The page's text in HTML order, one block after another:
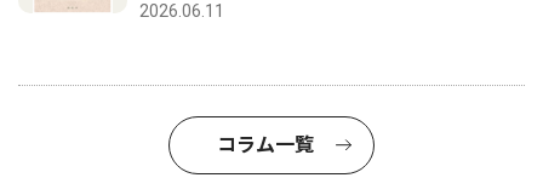
2026.06.11
コラム一覧